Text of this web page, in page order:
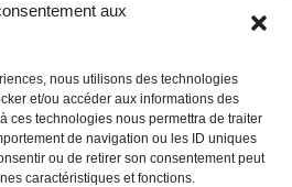
aux
nous utilisons des technologies
et/ou accéder aux informations des
ces technologies nous permettra de traiter
de navigation ou les ID uniques
ou de retirer son consentement peut
caractéristiques et fonctions.